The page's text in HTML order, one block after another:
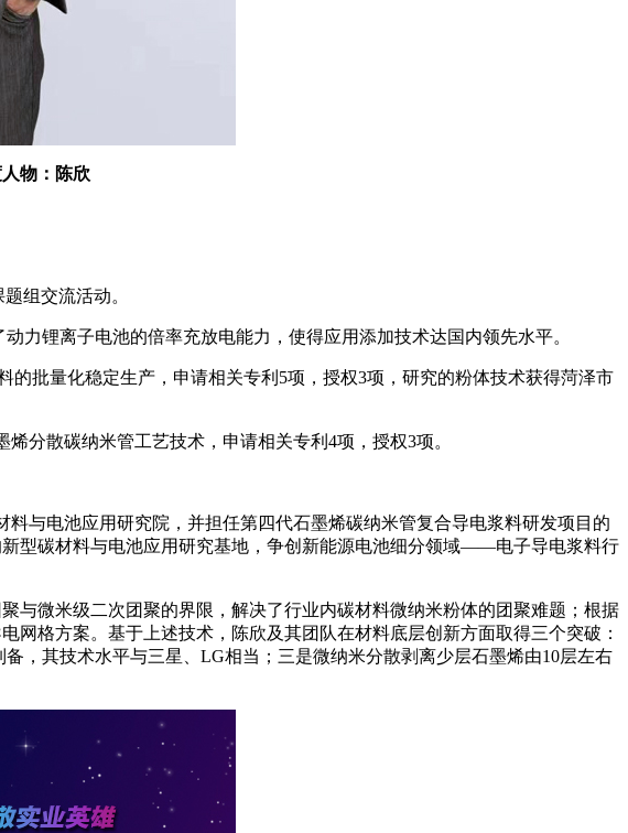
物：陈欣
组交流活动。
力锂离子电池的倍率充放电能力，使得应用添加技术达国内领先水平。
的批量化稳定生产，申请相关专利5项，授权3项，研究的粉体技术获得菏泽市
分散碳纳米管工艺技术，申请相关专利4项，授权3项。
与电池应用研究院，并担任第四代石墨烯碳纳米管复合导电浆料研发项目的
型碳材料与电池应用研究基地，争创新能源电池细分领域——电子导电浆料行
与微米级二次团聚的界限，解决了行业内碳材料微纳米粉体的团聚难题；根据
格方案。基于上述技术，陈欣及其团队在材料底层创新方面取得三个突破：
，其技术水平与三星、LG相当；三是微纳米分散剥离少层石墨烯由10层左右